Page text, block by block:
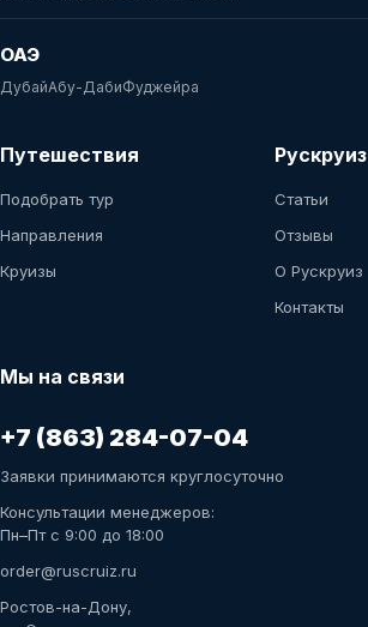
ОАЭ
ДубайАбу-ДабиФуджейра
Путешествия
Подобрать тур
Направления
Круизы
Рускруиз
Статьи
Отзывы
О Рускруиз
Контакты
Мы на связи
+7 (863) 284-07-04
Заявки принимаются круглосуточно
Консультации менеджеров:
Пн–Пт с 9:00 до 18:00
order@ruscruiz.ru
Ростов-на-Дону,